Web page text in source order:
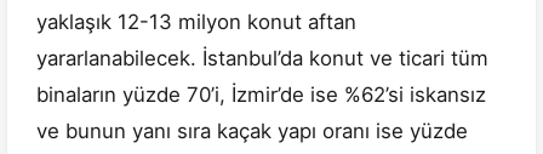
yaklaşık 12-13 milyon konut aftan
yararlanabilecek. İstanbul’da konut ve ticari tüm
binaların yüzde 70’i, İzmir’de ise %62’si iskansız
ve bunun yanı sıra kaçak yapı oranı ise yüzde